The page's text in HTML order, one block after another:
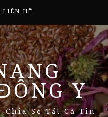
LIÊN HỆ
Y
Chia Sẻ Tất Cả Tin